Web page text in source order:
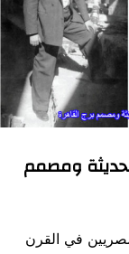
ومصمم
في القرن